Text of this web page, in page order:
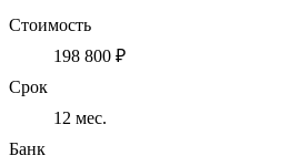
Стоимость
198 800 ₽
Срок
12 мес.
Банк